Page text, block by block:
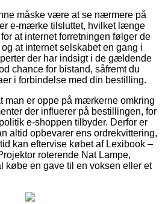
måske være at se nærmere på
e-mærke tilsluttet, hvilket længe
at internet forretningen følger de
at internet selskabet en gang i
der har indsigt i de gældende
chance for bistand, såfremt du
i forbindelse med din bestilling.
man er oppe på mærkerne omkring
der influerer på bestillingen, for
e-shoppen tilbyder. Derfor er
altid opbevarer ens ordrekvittering,
kan eftervise købet af Lexibook –
roterende Nat Lampe,
købe en gave til en voksen eller et